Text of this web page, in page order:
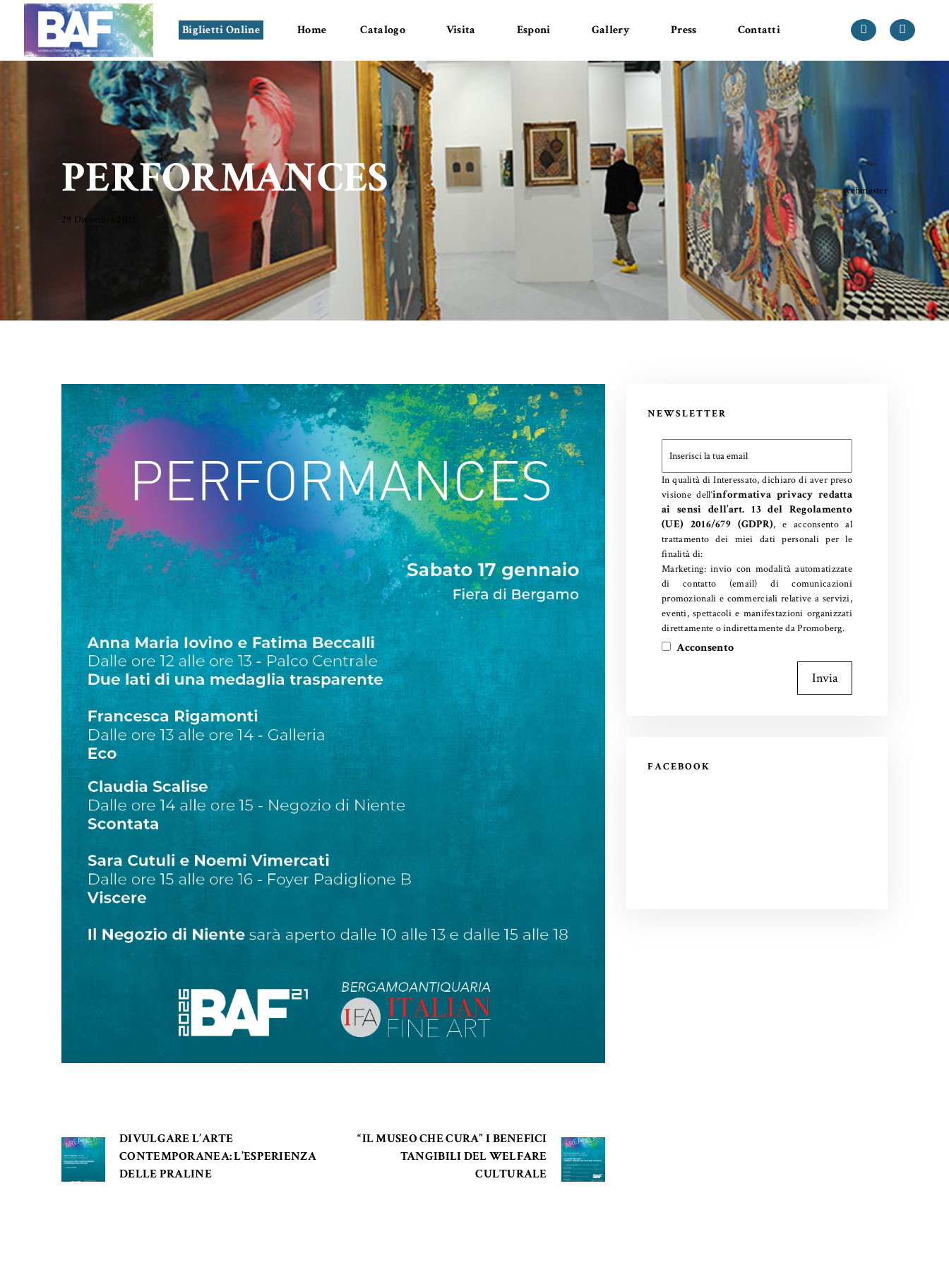
Biglietti Online Home Catalogo Visita Esponi Gallery Press Contatti
PERFORMANCES
29 Dicembre 2025
webmaster
DIVULGARE L’ARTE
CONTEMPORANEA: L’ESPERIENZA
DELLE PRALINE
“IL MUSEO CHE CURA” I BENEFICI
TANGIBILI DEL WELFARE
CULTURALE
NEWSLETTER
In qualità di Interessato, dichiaro di aver preso
visione dell‘informativa privacy redatta
ai sensi dell’art. 13 del Regolamento
(UE) 2016/679 (GDPR), e acconsento al
trattamento dei miei dati personali per le
finalità di:
Marketing: invio con modalità automatizzate
di contatto (email) di comunicazioni
promozionali e commerciali relative a servizi,
eventi, spettacoli e manifestazioni organizzati
direttamente o indirettamente da Promoberg.
Acconsento
Invia
FACEBOOK